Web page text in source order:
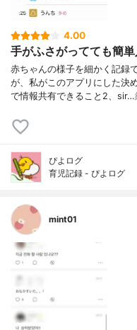
4.00
手がふさがってても簡単
赤ちゃんの様子を細かく記録
が、私がこのアプリにした決
で情報共有できること2、sir…
ぴよログ
育児記録 - ぴよログ
mint01